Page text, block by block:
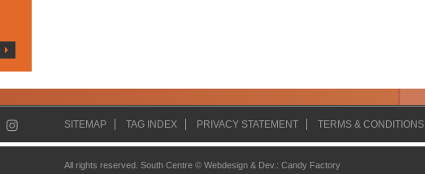
SITEMAP TAG INDEX PRIVACY STATEMENT TERMS & CONDITIONS
All rights reserved. South Centre © Webdesign & Dev. : Candy Factory